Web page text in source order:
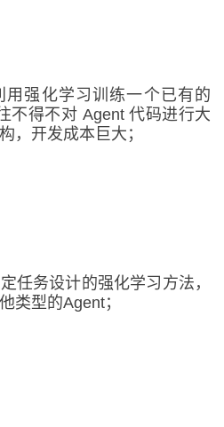
用强化学习训练一个已有的
不得不对 Agent 代码进行大
，开发成本巨大；
任务设计的强化学习方法，
类型的Agent；